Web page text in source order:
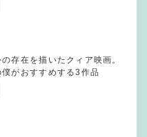
存在を描いたクィア映画。
僕がおすすめする3作品